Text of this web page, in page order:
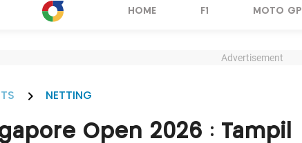
HOME F1 MOTO GP
Advertisement
NETTING
Open 2026 : Tampil